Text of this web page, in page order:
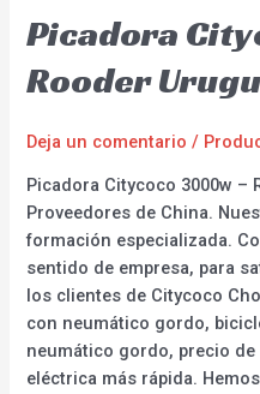
Picadora
Rooder
Deja un comentario /
Picadora Citycoco 3000w –
Proveedores de China.
formación especializada.
sentido de empresa, para
los clientes de Citycoco
con neumático gordo,
neumático gordo, precio
eléctrica más rápida.